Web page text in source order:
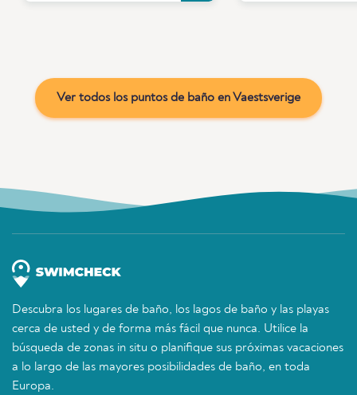
Ver todos los puntos de baño en Vaestsverige
Descubra los lugares de baño, los lagos de baño y las playas
cerca de usted y de forma más fácil que nunca. Utilice la
búsqueda de zonas in situ o planifique sus próximas vacaciones
a lo largo de las mayores posibilidades de baño, en toda
Europa.